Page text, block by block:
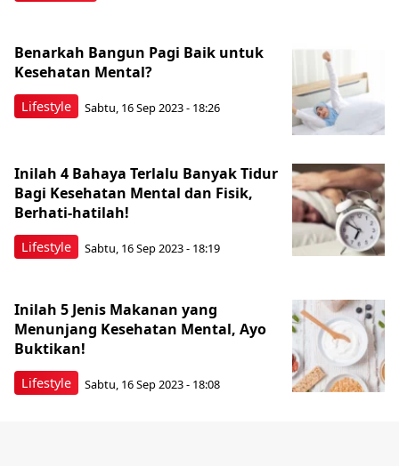
Lifestyle
Benarkah Bangun Pagi Baik untuk
Kesehatan Mental?
Sabtu, 16 Sep 2023 - 18:26
Lifestyle
Inilah 4 Bahaya Terlalu Banyak Tidur
Bagi Kesehatan Mental dan Fisik,
Berhati-hatilah!
Sabtu, 16 Sep 2023 - 18:19
Lifestyle
Inilah 5 Jenis Makanan yang
Menunjang Kesehatan Mental, Ayo
Buktikan!
Sabtu, 16 Sep 2023 - 18:08